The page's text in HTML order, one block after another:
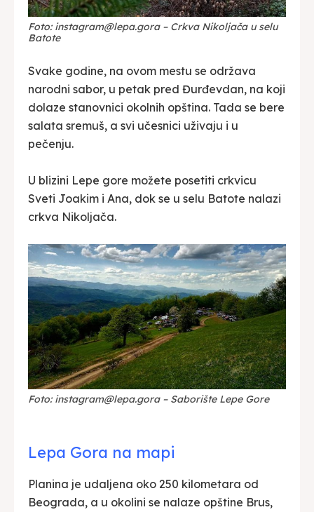
Foto: instagram@lepa.gora – Crkva Nikoljača u selu
Batote
Svake godine, na ovom mestu se održava
narodni sabor, u petak pred Đurđevdan, na koji
dolaze stanovnici okolnih opština. Tada se bere
salata sremuš, a svi učesnici uživaju i u
pečenju.
U blizini Lepe gore možete posetiti crkvicu
Sveti Joakim i Ana, dok se u selu Batote nalazi
crkva Nikoljača.
Foto: instagram@lepa.gora – Saborište Lepe Gore
Lepa Gora na mapi
Planina je udaljena oko 250 kilometara od
Beograda, a u okolini se nalaze opštine Brus,